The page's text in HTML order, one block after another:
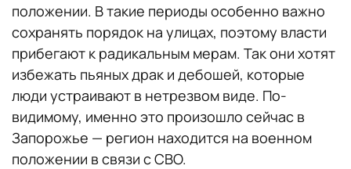
положении. В такие периоды особенно важно
сохранять порядок на улицах, поэтому власти
прибегают к радикальным мерам. Так они хотят
избежать пьяных драк и дебошей, которые
люди устраивают в нетрезвом виде. По-
видимому, именно это произошло сейчас в
Запорожье — регион находится на военном
положении в связи с СВО.